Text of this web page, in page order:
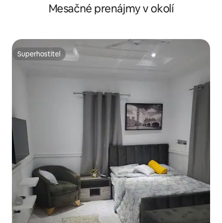
Mesačné prenájmy v okolí
Superhostiteľ
Superhostiteľ